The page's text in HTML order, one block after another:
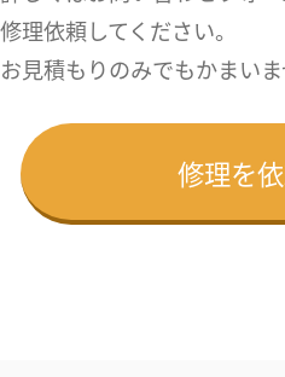
修理依頼してください。
お見積もりのみでもかまいま
修理を